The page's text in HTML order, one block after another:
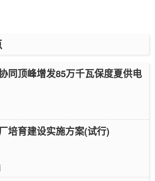
同顶峰增发85万千瓦保度夏供电
培育建设实施方案(试行)